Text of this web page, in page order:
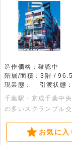
造作価格：確認中
階層/面積：3階 /
現業態：
引渡状態
千葉駅・京成千葉中
の多いスクランブル
お気に入